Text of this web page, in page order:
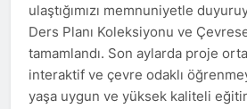
ulaştığımızı memnuniyetle
Ders Planı Koleksiyonu ve
tamamlandı. Son aylarda proje
interaktif ve çevre odaklı
yaşa uygun ve yüksek kaliteli